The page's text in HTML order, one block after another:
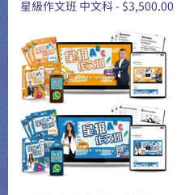
星級作文班 中文科 - $3,500.00